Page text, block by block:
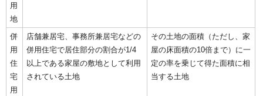
用
地
併
用
住
宅
用
店舗兼居宅、事務所兼居宅などの
併用住宅で居住部分の割合が1/4
以上である家屋の敷地として利用
されている土地
その土地の面積（ただし、家
屋の床面積の10倍まで）に一
定の率を乗じて得た面積に相
当する土地